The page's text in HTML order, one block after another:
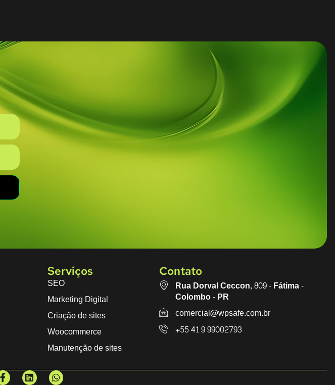
Serviços
SEO
Marketing Digital
Criação de sites
Woocommerce
Manutenção de sites
Contato
Rua Dorval Ceccon, 809 - Fátima -
Colombo - PR
comercial@wpsafe.com.br
+55 41 9 99002793